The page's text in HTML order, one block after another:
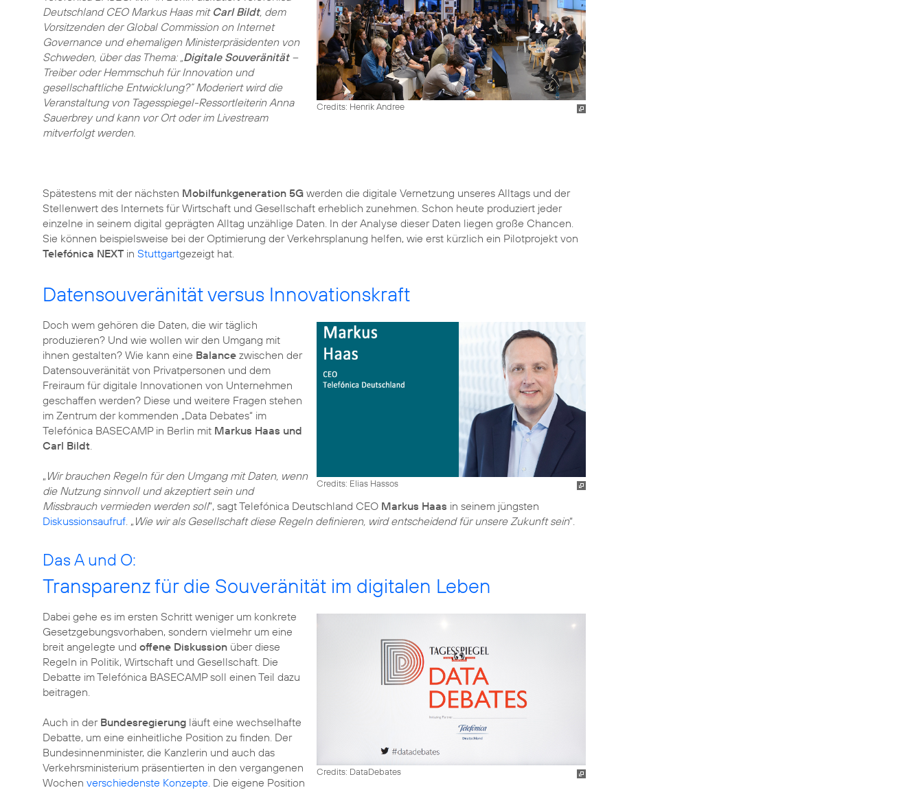
Credits: Henrik Andree
Deutschland CEO Markus Haas mit Carl Bildt, dem
Vorsitzenden der Global Commission on Internet
Governance und ehemaligen Ministerpräsidenten von
Schweden, über das Thema: „Digitale Souveränität–
Treiber oder Hemmschuh für Innovation und
gesellschaftliche Entwicklung?” Moderiert wird die
Veranstaltung von Tagesspiegel-Ressortleiterin Anna
Sauerbrey und kann vor Ort oder im Livestream
mitverfolgt werden.
Spätestens mit der nächsten Mobilfunkgeneration 5G werden die digitale Vernetzung unseres Alltags und der
Stellenwert des Internets für Wirtschaft und Gesellschaft erheblich zunehmen. Schon heute produziert jeder
einzelne in seinem digital geprägten Alltag unzählige Daten. In der Analyse dieser Daten liegen große Chancen.
Sie können beispielsweise bei der Optimierung der Verkehrsplanung helfen, wie erst kürzlich ein Pilotprojekt von
Telefónica NEXT in Stuttgartgezeigt hat.
Datensouveränität versus Innovationskraft
Credits: Elias Hassos
Doch wem gehören die Daten, die wir täglich
produzieren? Und wie wollen wir den Umgang mit
ihnen gestalten? Wie kann eine Balance zwischen der
Datensouveränität von Privatpersonen und dem
Freiraum für digitale Innovationen von Unternehmen
geschaffen werden? Diese und weitere Fragen stehen
im Zentrum der kommenden „Data Debates“ im
Telefónica BASECAMP in Berlin mit Markus Haas und
Carl Bildt.
„ Wir brauchen Regeln für den Umgang mit Daten, wenn
die Nutzung sinnvoll und akzeptiert sein und
Missbrauch vermieden werden soll”, sagt Telefónica Deutschland CEO Markus Haas in seinem jüngsten
Diskussionsaufruf. „ Wie wir als Gesellschaft diese Regeln definieren, wird entscheidend für unsere Zukunft sein“.
Das A und O:
Transparenz für die Souveränität im digitalen Leben
Credits: DataDebates
Dabei gehe es im ersten Schritt weniger um konkrete
Gesetzgebungsvorhaben, sondern vielmehr um eine
breit angelegte und offene Diskussion über diese
Regeln in Politik, Wirtschaft und Gesellschaft. Die
Debatte im Telefónica BASECAMP soll einen Teil dazu
beitragen.
Auch in der Bundesregierung läuft eine wechselhafte
Debatte, um eine einheitliche Position zu finden. Der
Bundesinnenminister, die Kanzlerin und auch das
Verkehrsministerium präsentierten in den vergangenen
Wochen verschiedenste Konzepte. Die eigene Position